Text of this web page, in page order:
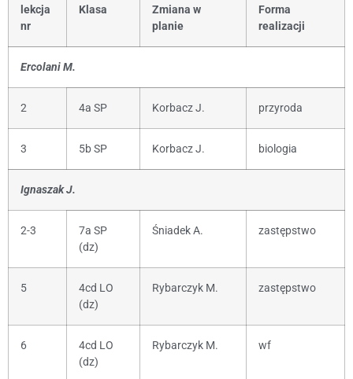
lekcja
nr
Klasa
Zmiana w
planie
Forma
realizacji
Ercolani M.
2 4a SP Korbacz J. przyroda
3 5b SP Korbacz J. biologia
Ignaszak J.
2-3
7a SP
(dz)
Śniadek A. zastępstwo
5
4cd LO
(dz)
Rybarczyk M. zastępstwo
6
4cd LO
(dz)
Rybarczyk M. wf